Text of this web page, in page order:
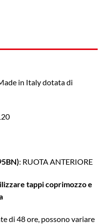
in Italy dotata di
: RUOTA ANTERIORE
tappi coprimozzo e
di 48 ore, possono variare